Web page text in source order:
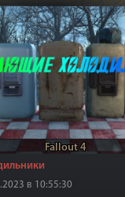
Fallout 4
в 10:55:30